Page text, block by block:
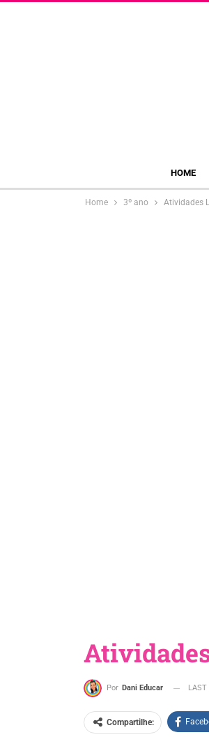
HOME
Home 3º ano Atividades
Por Dani Educar LAST
Compartilhe: